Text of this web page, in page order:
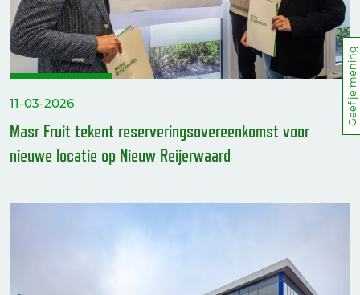
11-03-2026
Masr Fruit tekent reserveringsovereenkomst voor
nieuwe locatie op Nieuw Reijerwaard
Geef je mening